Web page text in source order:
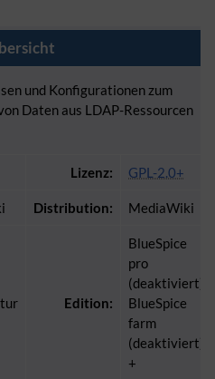
und Konfigurationen zum
Daten aus LDAP-Ressourcen
Lizenz: GPL-2.0+
Distribution: MediaWiki
Edition:
BlueSpice
pro
(deaktiviert),
BlueSpice
farm
(deaktiviert)
+